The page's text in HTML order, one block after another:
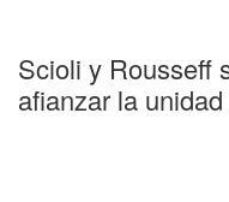
Scioli y Rousseff
afianzar la